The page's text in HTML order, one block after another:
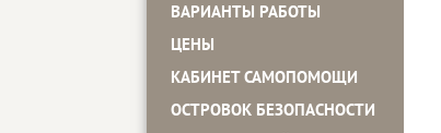
ВАРИАНТЫ РАБОТЫ
ЦЕНЫ
КАБИНЕТ САМОПОМОЩИ
ОСТРОВОК БЕЗОПАСНОСТИ